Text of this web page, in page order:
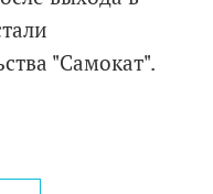
"Самокат".
мышей.